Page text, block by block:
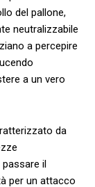
del ⁢pallone,
neutralizzabile
a ‍percepire
⁣a⁢ un vero⁢
da
passare il
per un attacco